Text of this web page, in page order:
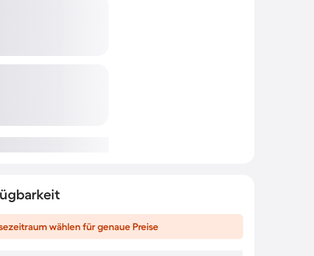
wählen für genaue Preise